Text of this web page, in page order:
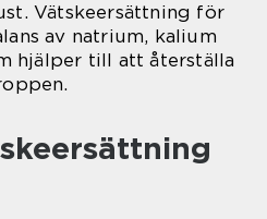
Vätskeersättning för
av natrium, kalium
hjälper till att återställa